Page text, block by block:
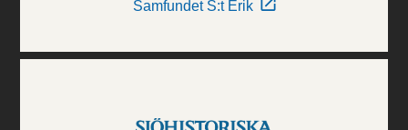
Samfundet S:t Erik